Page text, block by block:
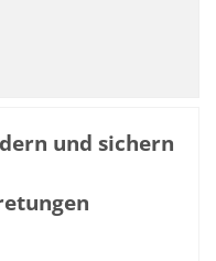
und sichern